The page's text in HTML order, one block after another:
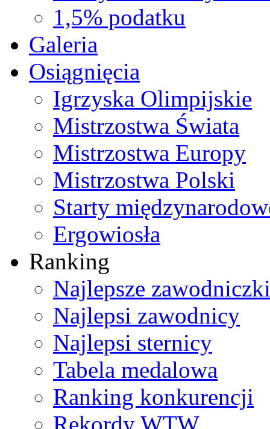
1,5% podatku
Galeria
Osiągnięcia
Igrzyska Olimpijskie
Mistrzostwa Świata
Mistrzostwa Europy
Mistrzostwa Polski
Starty
Ergowiosła
Ranking
Najlepsze zawodniczki
Najlepsi zawodnicy
Najlepsi sternicy
Tabela medalowa
Ranking konkurencji